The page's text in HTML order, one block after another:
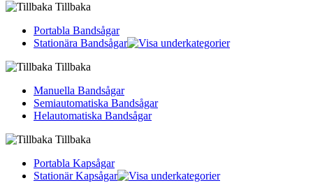
Tillbaka
Portabla Bandsågar
Stationära Bandsågar
Tillbaka
Manuella Bandsågar
Semiautomatiska Bandsågar
Helautomatiska Bandsågar
Tillbaka
Portabla Kapsågar
Stationär Kapsågar